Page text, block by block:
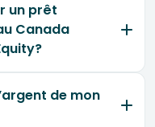
un prêt
Canada
de mon